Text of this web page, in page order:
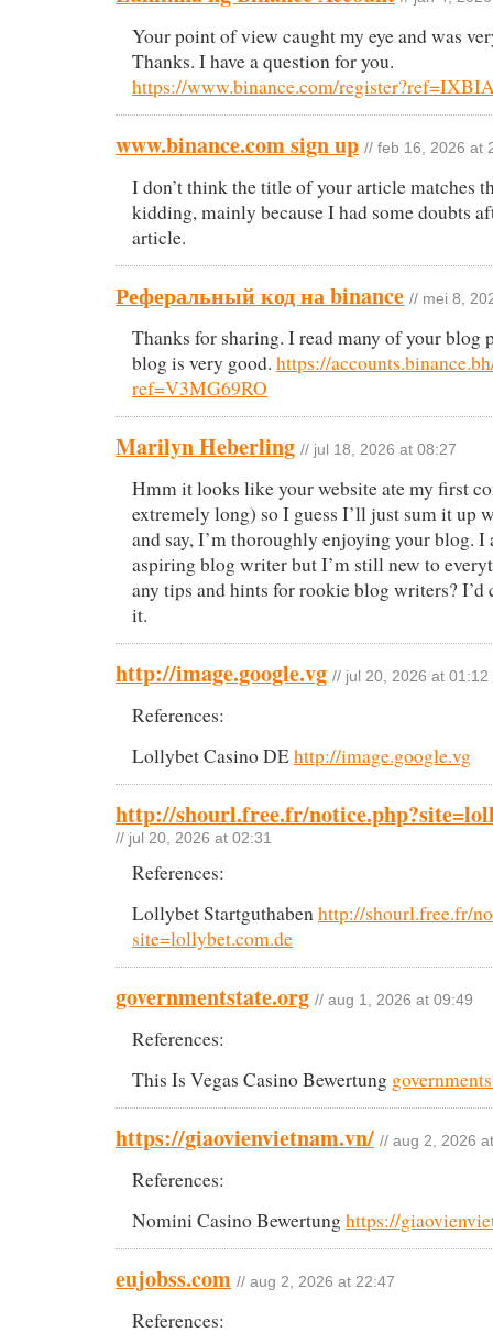
Your point of view caught my eye and was
Thanks. I have a question for you.
https://www.binance.com/
www.binance.com sign up // feb 16, 2026 at
I don’t think the title of your article matches
kidding, mainly because I had some doubts
article.
Реферальный код на binance // mei 8,
Thanks for sharing. I read many of your blog
blog is very good. https://
ref=V3MG69RO
Marilyn Heberling // jul 18, 2026 at 08:27
Hmm it looks like your website ate my first
extremely long) so I guess I’ll just sum it up
and say, I’m thoroughly enjoying your blog. I
aspiring blog writer but I’m still new to
any tips and hints for rookie blog writers? I’d
it.
http://image.google.vg // jul 20, 2026 at 01:12
References:
Lollybet Casino DEhttp://image.google.vg
http://shourl.free.fr/
// jul 20, 2026 at 02:31
References:
Lollybet Startguthaben http://shourl.free.fr/
site=lollybet.com.de
governmentstate.org // aug 1, 2026 at 09:49
References:
This Is Vegas Casino Bewertung
https://giaovienvietnam.vn/ // aug 2, 2026
References:
Nomini Casino Bewertunghttps://
eujobss.com // aug 2, 2026 at 22:47
References: